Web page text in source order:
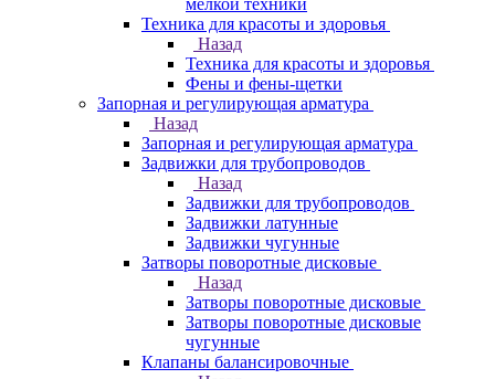
мелкой техники
Техника для красоты и здоровья
Назад
Техника для красоты и здоровья
Фены и фены-щетки
Запорная и регулирующая арматура
Назад
Запорная и регулирующая арматура
Задвижки для трубопроводов
Назад
Задвижки для трубопроводов
Задвижки латунные
Задвижки чугунные
Затворы поворотные дисковые
Назад
Затворы поворотные дисковые
Затворы поворотные дисковые
чугунные
Клапаны балансировочные